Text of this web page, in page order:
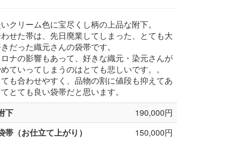
クリーム色に宝尽くし柄の上品な附下。
せた帯は、先日廃業してしまった、とても大
だった織元さんの袋帯です。
ナの影響もあって、好きな織元・染元さんが
ていってしまうのはとても悲しいです。。
も合わせやすく、品物の割に値段も抑えてあ
とても良い袋帯だと思います。
下
190,000円
帯（お仕立て上がり）
150,000円